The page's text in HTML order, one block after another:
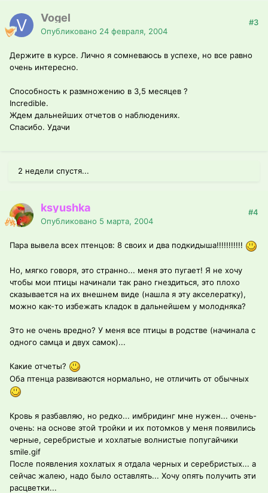
Vogel
Опубликовано 24 февраля, 2004
#3
Держите в курсе. Лично я сомневаюсь в успехе, но все равно
очень интересно.
Способность к размножению в 3,5 месяцев ?
Incredible.
Ждем дальнейших отчетов о наблюдениях.
Спасибо. Удачи
2 недели спустя...
ksyushka
Опубликовано 5 марта, 2004
#4
Пара вывела всех птенцов: 8 своих и два подкидыша!!!!!!!!!!!
Но, мягко говоря, это странно... меня это пугает! Я не хочу
чтобы мои птицы начинали так рано гнездиться, это плохо
сказывается на их внешнем виде (нашла я эту акселератку),
можно как-то избежать кладок в дальнейшем у молодняка?
Это не очень вредно? У меня все птицы в родстве (начинала с
одного самца и двух самок)...
Какие отчеты?
Оба птенца развиваются нормально, не отличить от обычных
Кровь я разбавляю, но редко... имбридинг мне нужен... очень-
очень: на основе этой тройки и их потомков у меня появились
черные, серебристые и хохлатые волнистые попугайчики
smile.gif
После появления хохлатых я отдала черных и серебристых... а
сейчас жалею, надо было оставлять... Хочу опять получить эти
расцветки...